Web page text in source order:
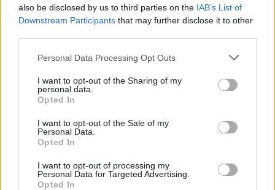
also be disclosed by us to third parties on the IAB’s List of
Downstream Participants that may further disclose it to other
Personal Data Processing Opt Outs
I want to opt-out of the Sharing of my
personal data.
Opted In
I want to opt-out of the Sale of my
Personal Data.
Opted In
I want to opt-out of processing my
Personal Data for Targeted Advertising.
Opted In
pašvaldība patlaban veikusi patvēruma vietu
marķēšanu 65 objektos, kas apskatāmi arī kartē.
Marķēto objektu skaits tiks pastāvīgi papildināts un
iekļauts kartē.
Rīgas dome turpinās darbu pie patvertņu sistēmas
nevalstiskajiem partneriem, lai iedzīvotājiem
nodrošinātu maksimāli pieejamu un saprotamu
informāciju par drošības iespējām.